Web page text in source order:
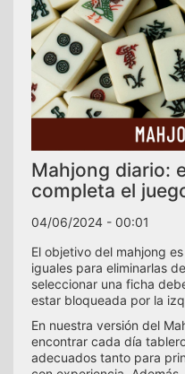
Mahjong diario:
completa el
04/06/2024 - 00:01
El objetivo del mahjong
iguales para eliminarlas
seleccionar una ficha
estar bloqueada por la
En nuestra versión del
encontrar cada día
adecuados tanto para